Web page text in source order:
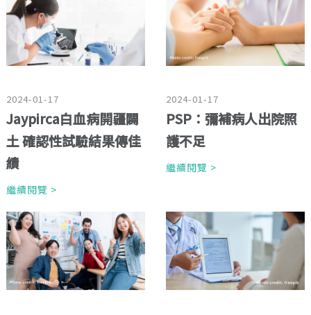
2024-01-17
Jaypirca白血病開疆闢
土 確認性試驗結果傳佳
績
繼續閱覽 >
2024-01-17
PSP：彌補病人出院照
護不足
繼續閱覽 >